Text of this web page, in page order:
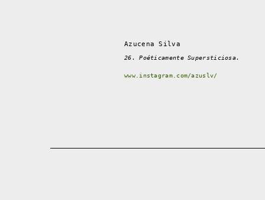
Azucena Silva
26. Poéticamente Supersticiosa.
www.instagram.com/azuslv/